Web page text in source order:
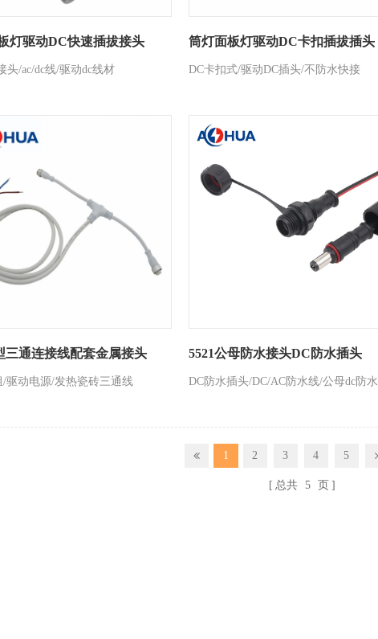
灯驱动DC快速插拔接头
头/ac/dc线/驱动dc线材
筒灯面板灯驱动DC卡扣插拔插头
DC卡扣式/驱动DC插头/不防水快接
三通连接线配套金属接头
/驱动电源/发热瓷砖三通线
5521公母防水接头DC防水插头
DC防水插头/DC/AC防水线/公母dc防水
1 2 3 4 5
总共 5 页